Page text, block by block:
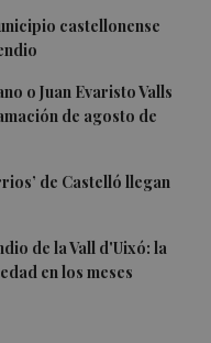
castellonense
o Juan Evaristo Valls
de agosto de
de Castelló llegan
de la Vall d'Uixó: la
en los meses